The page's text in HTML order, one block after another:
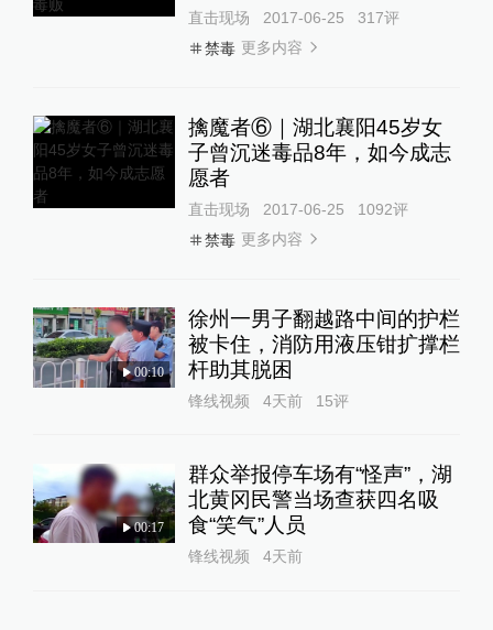
直击现场 2017-06-25 317评
禁毒 更多内容
擒魔者⑥｜湖北襄阳45岁女
子曾沉迷毒品8年，如今成志
愿者
直击现场 2017-06-25 1092评
禁毒 更多内容
00:10
徐州一男子翻越路中间的护栏
被卡住，消防用液压钳扩撑栏
杆助其脱困
锋线视频 4天前 15评
00:17
群众举报停车场有“怪声”，湖
北黄冈民警当场查获四名吸
食“笑气”人员
锋线视频 4天前